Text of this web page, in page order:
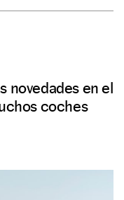
novedades en el
coches